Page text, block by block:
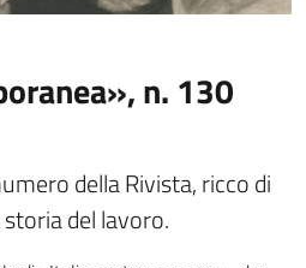
n. 130
della Rivista, ricco di
del lavoro.